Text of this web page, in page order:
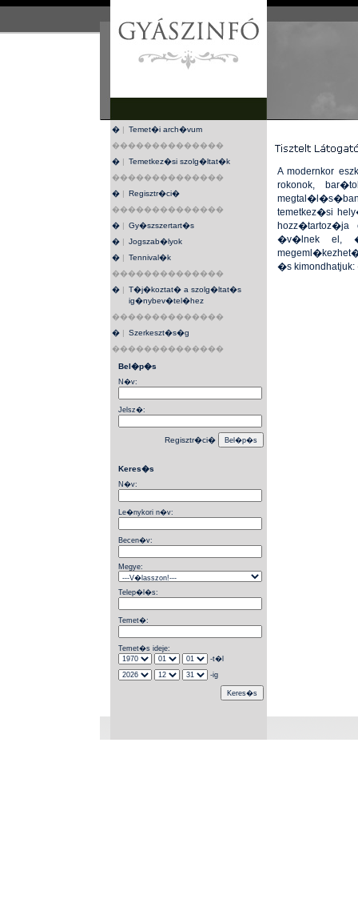
� | Temet�i arch�vum
��������������
� | Temetkez�si szolg�ltat�k
��������������
� | Regisztr�ci�
��������������
� | Gy�szszertart�s
� | Jogszab�lyok
� | Tennival�k
��������������
� | T�j�koztat� a szolg�ltat�s
ig�nybev�tel�hez
��������������
� | Szerkeszt�s�g
��������������
Bel�p�s
N�v:
Jelsz�:
Regisztr�ci�
Keres�s
N�v:
Le�nykori n�v:
Becen�v:
Megye:
Telep�l�s:
Temet�:
Temet�s ideje:
-t�l
-ig
A modernkor
rokonok,
temetkez�si
hozz�tartoz�ja
�v�lnek el,
�s